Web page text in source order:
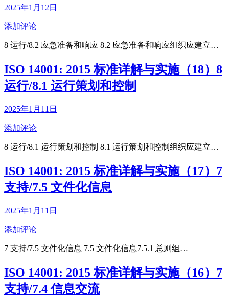
2025年1月12日
添加评论
8 运行/8.2 应急准备和响应 8.2 应急准备和响应组织应建立…
ISO 14001: 2015 标准详解与实施（18）8
运行/8.1 运行策划和控制
2025年1月11日
添加评论
8 运行/8.1 运行策划和控制 8.1 运行策划和控制组织应建立…
ISO 14001: 2015 标准详解与实施（17）7
支持/7.5 文件化信息
2025年1月11日
添加评论
7 支持/7.5 文件化信息 7.5 文件化信息7.5.1 总则组…
ISO 14001: 2015 标准详解与实施（16）7
支持/7.4 信息交流